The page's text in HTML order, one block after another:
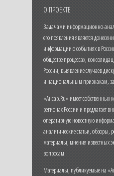
О ПРОЕКТЕ
Задачами информационно-
его появления является
информации о событиях в
обществе процессах,
России, выявление случаев
и национальным признакам,
«Ансар.Ru» имеет собственных
регионах России и предлагает
оперативную новостную
аналитические статьи, обзоры,
материалы, мнения известных
вопросам.
Материалы, публикуемые на